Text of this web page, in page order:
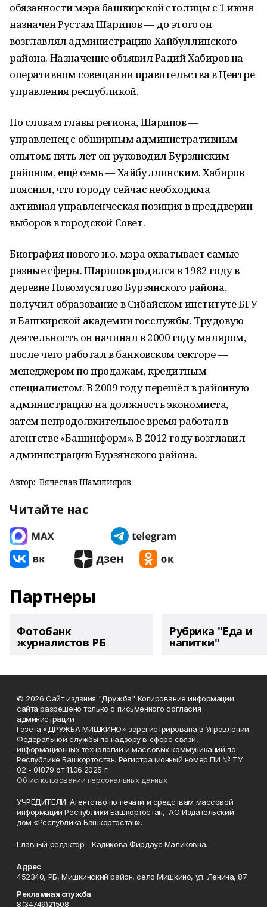
обязанности мэра башкирской столицы с 1 июня
назначен Рустам Шарипов — до этого он
возглавлял администрацию Хайбуллинского
района. Назначение объявил Радий Хабиров на
оперативном совещании правительства в Центре
управления республикой.
По словам главы региона, Шарипов —
управленец с обширным административным
опытом: пять лет он руководил Бурзянским
районом, ещё семь — Хайбуллинским. Хабиров
пояснил, что городу сейчас необходима
активная управленческая позиция в преддверии
выборов в городской Совет.
Биография нового и.о. мэра охватывает самые
разные сферы. Шарипов родился в 1982 году в
деревне Новомусятово Бурзянского района,
получил образование в Сибайском институте БГУ
и Башкирской академии госслужбы. Трудовую
деятельность он начинал в 2000 году маляром,
после чего работал в банковском секторе —
менеджером по продажам, кредитным
специалистом. В 2009 году перешёл в районную
администрацию на должность экономиста,
затем непродолжительное время работал в
агентстве «Башинформ». В 2012 году возглавил
администрацию Бурзянского района.
Автор: Вячеслав Шамшияров
Читайте нас
Партнеры
Фотобанк
журналистов РБ
Рубрика "Еда и
напитки"
© 2026 Сайт издания "Дружба". Копирование информации
сайта разрешено только с письменного согласия
администрации
Газета «ДРУЖБА МИШКИНО» зарегистрирована в Управлении
Федеральной службы по надзору в сфере связи,
информационных технологий и массовых коммуникаций по
Республике Башкортостан. Регистрационный номер ПИ № ТУ
02 - 01879 от 11.06.2025 г.
Об использовании персональных данных
УЧРЕДИТЕЛИ: Агентство по печати и средствам массовой
информации Республики Башкортостан, АО Издательский
дом «Республика Башкортостан».
Главный редактор - Кадикова Фирдаус Маликовна.
Адрес
452340, РБ, Мишкинский район, село Мишкино, ул. Ленина, 87
Рекламная служба
8(34749)21508